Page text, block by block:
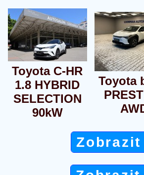
Toyota C-HR
1.8 HYBRID
SELECTION
90kW
Toyota